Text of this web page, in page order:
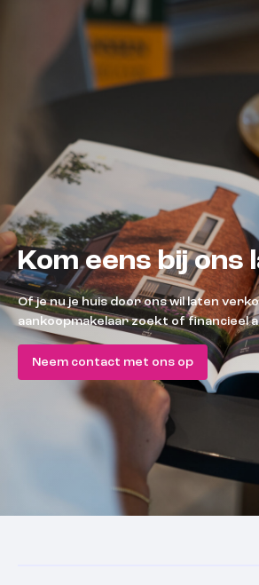
Kom eens bij ons
Of je nu je huis door ons wil laten
aankoopmakelaar zoekt of financieel
Neem contact met ons op